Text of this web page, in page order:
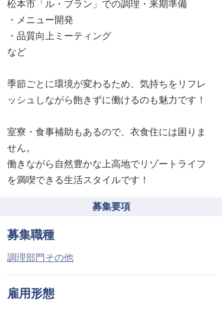
松本市「ル・ブラン」での調理・来期準備
・メニュー開発
・品質向上ミーティング
など
季節ごとに環境が変わるため、気持ちをリフレ
ッシュしながら飽きずに働けるのも魅力です！
室寮・食事補助もあるので、衣食住には困りま
せん。
働きながら自然豊かな上高地でリゾートライフ
を満喫できる生活スタイルです！
募集要項
募集職種
調理部門その他
雇用形態